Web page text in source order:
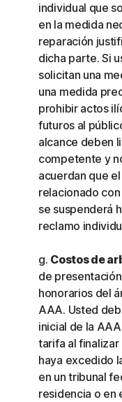
individual que
en la medida
reparación
dicha parte. Si
solicitan una
una medida
prohibir actos
futuros al
alcance deben
competente y
acuerdan que
relacionado
se suspenderá
reclamo
g. Costos de
de
honorarios del
AAA. Usted
inicial de la
tarifa al
haya excedido
en un tribunal
residencia o en